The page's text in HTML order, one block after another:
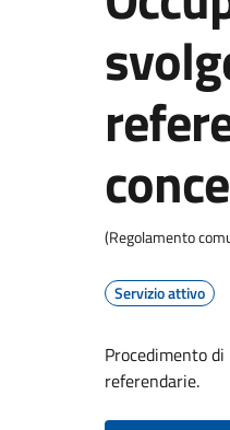
(Regolamento
Servizio attivo
Procedimento
referendarie.